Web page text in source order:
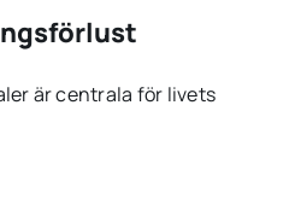
är centrala för livets